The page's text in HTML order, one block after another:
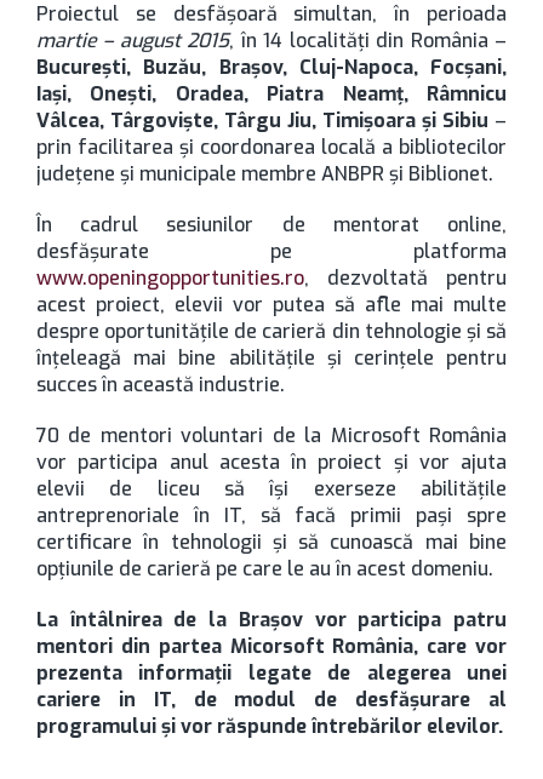
Proiectul se desfășoară simultan, în perioada
martie – august 2015, în 14 localități din România –
Bucureşti, Buzău, Braşov, Cluj-Napoca, Focşani,
Iaşi, Oneşti, Oradea, Piatra Neamț, Râmnicu
Vâlcea, Târgovişte, Târgu Jiu, Timişoara şi Sibiu –
prin facilitarea și coordonarea locală a bibliotecilor
județene și municipale membre ANBPR și Biblionet.
În cadrul sesiunilor de mentorat online,
desfășurate pe platforma
www.openingopportunities.ro, dezvoltată pentru
acest proiect, elevii vor putea să afle mai multe
despre oportunitățile de carieră din tehnologie și să
înțeleagă mai bine abilitățile și cerințele pentru
succes în această industrie.
70 de mentori voluntari de la Microsoft România
vor participa anul acesta în proiect și vor ajuta
elevii de liceu să își exerseze abilitățile
antreprenoriale în IT, să facă primii pași spre
certificare în tehnologii și să cunoască mai bine
opțiunile de carieră pe care le au în acest domeniu.
La întâlnirea de la Braşov vor participa patru
mentori din partea Micorsoft România, care vor
prezenta informaţii legate de alegerea unei
cariere in IT, de modul de desfăşurare al
programuluişi vor răspunde întrebărilor elevilor.